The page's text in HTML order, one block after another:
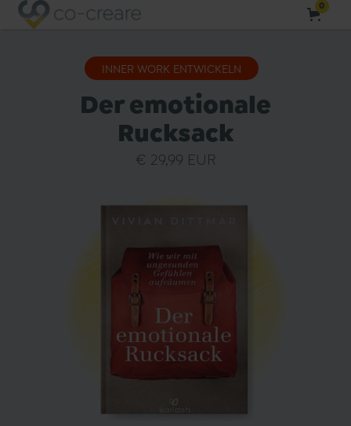
0
INNER WORK ENTWICKELN
Der emotionale
Rucksack
€ 29,99 EUR